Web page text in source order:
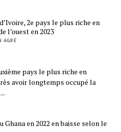
2e pays le plus riche en
l’ouest en 2023
AGBÉ
pays le plus riche en
avoir longtemps occupé la
Ghana en 2022 en baisse selon le